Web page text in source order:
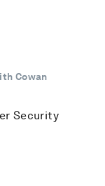
Cowan
Security